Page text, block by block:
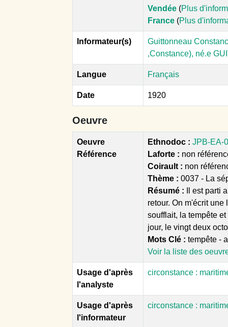
Vendée (Plus
France (Plus
Informateur(s)
Guittonneau
,Constance), né.e
Langue Français
Date 1920
Oeuvre
Oeuvre
Référence
Ethnodoc : JPB-EA-
Laforte : non
Coirault : non
Thème : 0037 - La
Résumé :
Il est parti
retour. On m'écrit
soufflait, la tempête
jour, le vingt deux
Mots Clé : tempête -
Voir la liste des
Usage d'après
l'analyste
circonstance :
Usage d'après
l'informateur
circonstance :